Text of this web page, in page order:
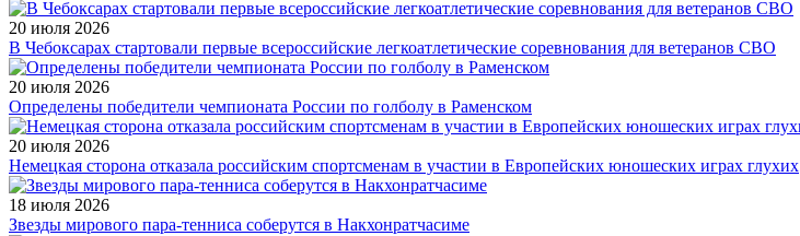
20 июля 2026
В Чебоксарах стартовали первые всероссийские легкоатлетические соревнования для ветеранов СВО
20 июля 2026
Определены победители чемпионата России по голболу в Раменском
20 июля 2026
Немецкая сторона отказала российским спортсменам в участии в Европейских юношеских играх глухих
18 июля 2026
Звезды мирового пара-тенниса соберутся в Накхонратчасиме